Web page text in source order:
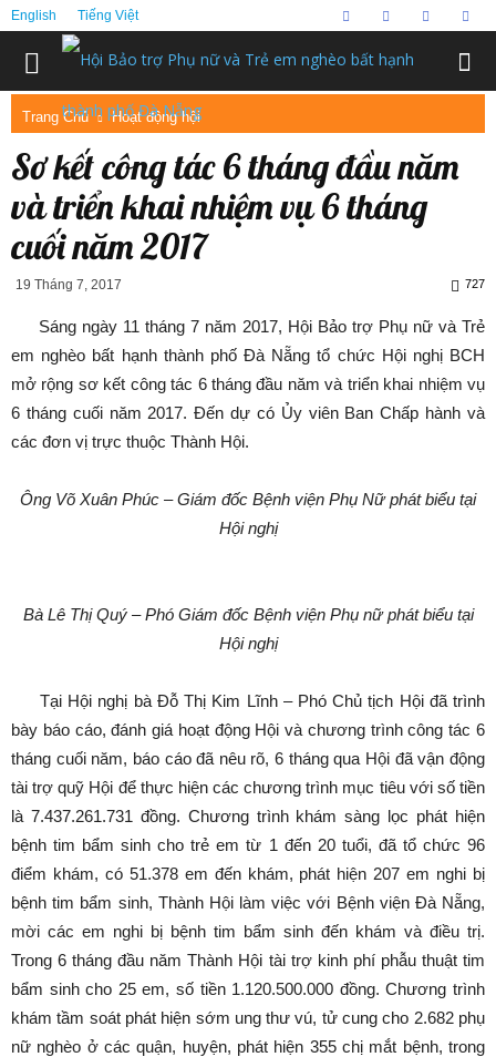
English Tiếng Việt
Trang Chủ Hoạt động hội
Sơ kết công tác 6 tháng đầu năm
và triển khai nhiệm vụ 6 tháng
cuối năm 2017
19 Tháng 7, 2017 727
Sáng ngày 11 tháng 7 năm 2017, Hội Bảo trợ Phụ nữ và Trẻ
em nghèo bất hạnh thành phố Đà Nẵng tổ chức Hội nghị BCH
mở rộng sơ kết công tác 6 tháng đầu năm và triển khai nhiệm vụ
6 tháng cuối năm 2017. Đến dự có Ủy viên Ban Chấp hành và
các đơn vị trực thuộc Thành Hội.
Ông Võ Xuân Phúc – Giám đốc Bệnh viện Phụ Nữ phát biểu tại
Hội nghị
Bà Lê Thị Quý – Phó Giám đốc Bệnh viện Phụ nữ phát biểu tại
Hội nghị
Tại Hội nghị bà Đỗ Thị Kim Lĩnh – Phó Chủ tịch Hội đã trình
bày báo cáo, đánh giá hoạt động Hội và chương trình công tác 6
tháng cuối năm, báo cáo đã nêu rõ, 6 tháng qua Hội đã vận động
tài trợ quỹ Hội để thực hiện các chương trình mục tiêu với số tiền
là 7.437.261.731 đồng. Chương trình khám sàng lọc phát hiện
bệnh tim bẩm sinh cho trẻ em từ 1 đến 20 tuổi, đã tổ chức 96
điểm khám, có 51.378 em đến khám, phát hiện 207 em nghi bị
bệnh tim bẩm sinh, Thành Hội làm việc với Bệnh viện Đà Nẵng,
mời các em nghi bị bệnh tim bẩm sinh đến khám và điều trị.
Trong 6 tháng đầu năm Thành Hội tài trợ kinh phí phẫu thuật tim
bẩm sinh cho 25 em, số tiền 1.120.500.000 đồng. Chương trình
khám tầm soát phát hiện sớm ung thư vú, tử cung cho 2.682 phụ
nữ nghèo ở các quận, huyện, phát hiện 355 chị mắt bệnh, trong